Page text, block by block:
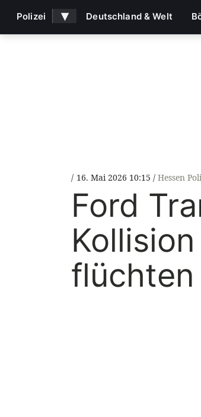
16. Mai 2026 10:15 Hessen
Ford
flüchten
Polizei ▾ Deutschland & Welt